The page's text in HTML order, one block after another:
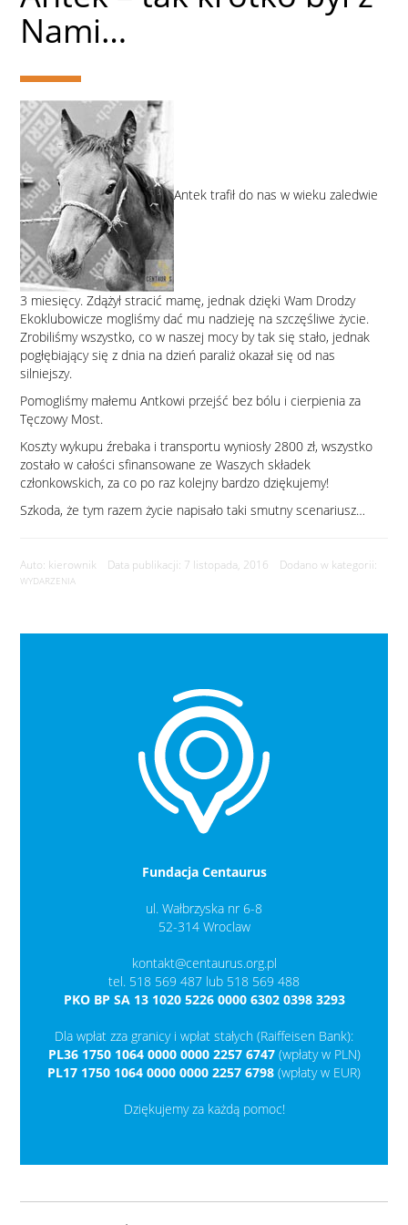
Nami…
Antek trafił do nas w wieku zaledwie
3 miesięcy. Zdążył stracić mamę, jednak dzięki Wam Drodzy
Ekoklubowicze mogliśmy dać mu nadzieję na szczęśliwe życie.
Zrobiliśmy wszystko, co w naszej mocy by tak się stało, jednak
pogłębiający się z dnia na dzień paraliż okazał się od nas
silniejszy.
Pomogliśmy małemu Antkowi przejść bez bólu i cierpienia za
Tęczowy Most.
Koszty wykupu źrebaka i transportu wyniosły 2800 zł, wszystko
zostało w całości sfinansowane ze Waszych składek
członkowskich, za co po raz kolejny bardzo dziękujemy!
Szkoda, że tym razem życie napisało taki smutny scenariusz…
Auto: kierownik Data publikacji: 7 listopada, 2016 Dodano w kategorii:
WYDARZENIA
Fundacja Centaurus
ul. Wałbrzyska nr 6-8
52-314 Wroclaw
kontakt@centaurus.org.pl
tel. 518 569 487 lub 518 569 488
PKO BP SA 13 1020 5226 0000 6302 0398 3293
Dla wpłat zza granicy i wpłat stałych (Raiffeisen Bank):
PL36 1750 1064 0000 0000 2257 6747(wpłaty w PLN)
PL17 1750 1064 0000 0000 2257 6798 (wpłaty w EUR)
Dziękujemy za każdą pomoc!